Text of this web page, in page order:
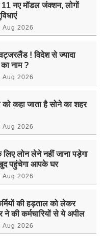
11 नए मॉडल जंक्शन, लोगों
Aug 2026
! विदेश से ज्यादा
नाम ?
Aug 2026
कहा जाता है सोने का शहर
Aug 2026
लोन लेने नहीं जाना पड़ेगा
पहुंचेगा आपके घर
Aug 2026
की हड़ताल को लेकर
की कर्मचारियों से ये अपील
Aug 2026